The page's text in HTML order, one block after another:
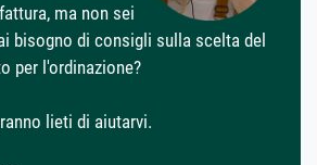
ma non sei
bisogno di consigli sulla scelta del
per l'ordinazione?
lieti di aiutarvi.